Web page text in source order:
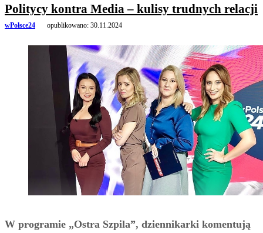
Politycy kontra Media – kulisy trudnych relacji
wPolsce24 opublikowano: 30.11.2024
W programie „Ostra Szpila”, dziennikarki komentują